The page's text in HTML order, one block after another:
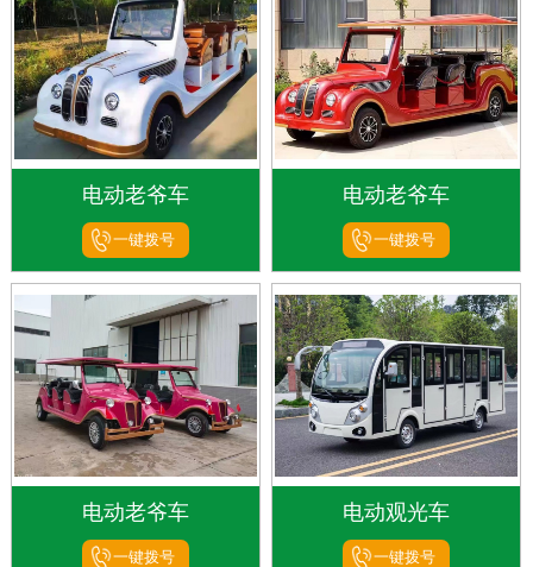
电动老爷车
一键拨号
电动老爷车
一键拨号
电动老爷车
一键拨号
电动观光车
一键拨号